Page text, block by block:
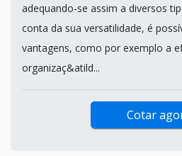
adequando-se assim a diversos
conta da sua versatilidade, é
vantagens, como por exemplo a
organizaç&atild...
Cotar